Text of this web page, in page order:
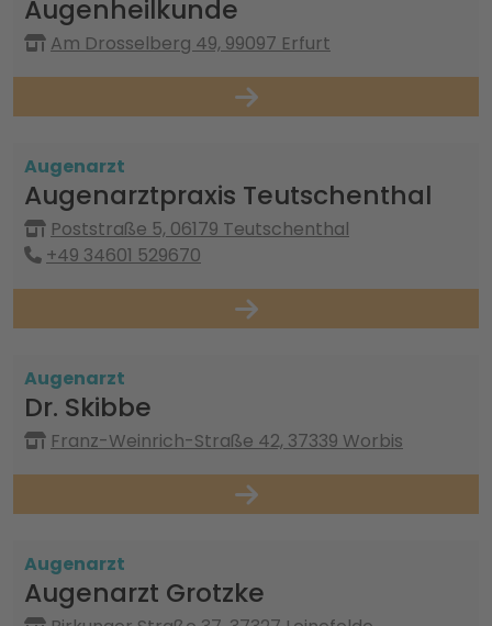
Augenheilkunde
Am Drosselberg 49, 99097 Erfurt
Augenarzt
Augenarztpraxis Teutschenthal
Poststraße 5, 06179 Teutschenthal
+49 34601 529670
Augenarzt
Dr. Skibbe
Franz-Weinrich-Straße 42, 37339 Worbis
Augenarzt
Augenarzt Grotzke